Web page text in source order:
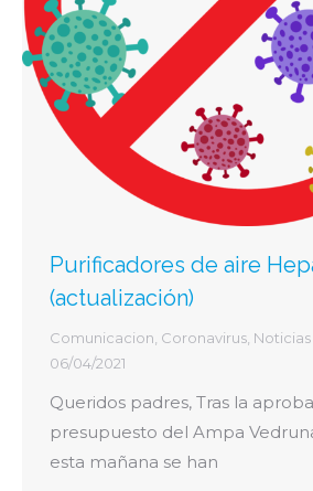
Purificadores de aire
(actualización)
Comunicacion Coronavirus Noticias
06/04/2021
Queridos padres, Tras la
presupuesto del Ampa
esta mañana se han